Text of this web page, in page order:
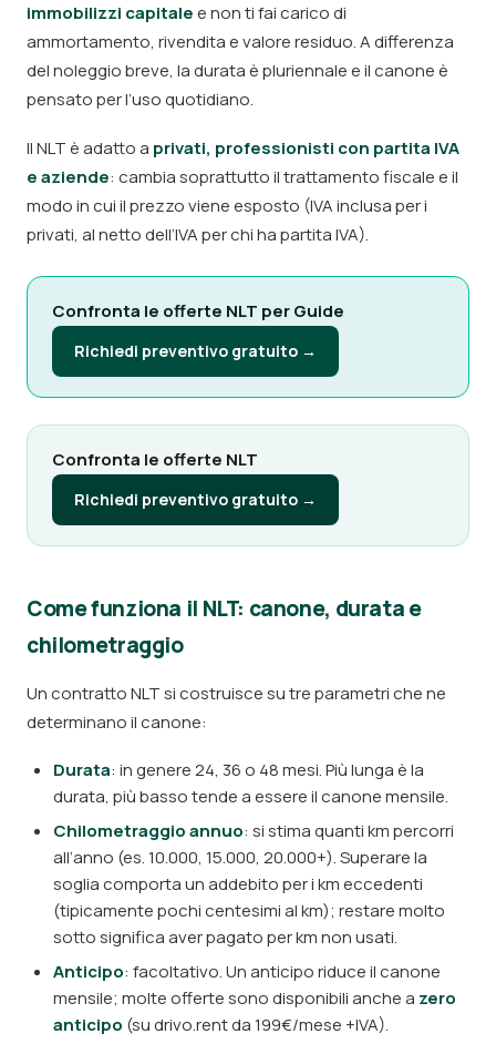
immobilizzi capitalee non ti fai carico di
ammortamento, rivendita e valore residuo. A differenza
del noleggio breve, la durata è pluriennale e il canone è
pensato per l’uso quotidiano.
Il NLT è adatto a privati, professionisti con partita IVA
e aziende: cambia soprattutto il trattamento fiscale e il
modo in cui il prezzo viene esposto (IVA inclusa per i
privati, al netto dell’IVA per chi ha partita IVA).
Confronta le offerte NLT per Guide
Richiedi preventivo gratuito →
Confronta le offerte NLT
Richiedi preventivo gratuito →
Come funziona il NLT: canone, durata e
chilometraggio
Un contratto NLT si costruisce su tre parametri che ne
determinano il canone:
Durata: in genere 24, 36 o 48 mesi. Più lunga è la
durata, più basso tende a essere il canone mensile.
Chilometraggio annuo: si stima quanti km percorri
all’anno (es. 10.000, 15.000, 20.000+). Superare la
soglia comporta un addebito per i km eccedenti
(tipicamente pochi centesimi al km); restare molto
sotto significa aver pagato per km non usati.
Anticipo: facoltativo. Un anticipo riduce il canone
mensile; molte offerte sono disponibili anche a zero
anticipo (su drivo.rent da 199€/mese +IVA).